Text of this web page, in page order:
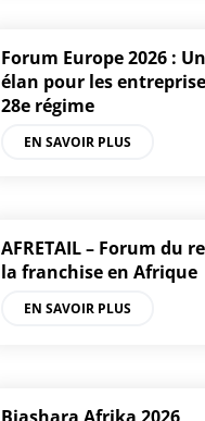
Forum Europe 2026 :
élan pour les
28e régime
EN SAVOIR PLUS
AFRETAIL – Forum du
la franchise en Afrique
EN SAVOIR PLUS